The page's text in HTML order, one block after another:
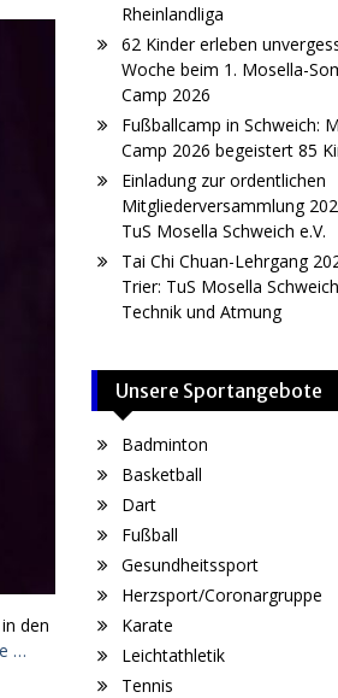
den
…
Rheinlandliga
62 Kinder erleben
Woche beim 1. Mosella-
Camp 2026
Fußballcamp in Schweich:
Camp 2026 begeistert 85
Einladung zur ordentlichen
Mitgliederversammlung
TuS Mosella Schweich e.V.
Tai Chi Chuan-Lehrgang
Trier: TuS Mosella
Technik und Atmung
Unsere Sportangebote
Badminton
Basketball
Dart
Fußball
Gesundheitssport
Herzsport/Coronargruppe
Karate
Leichtathletik
Tennis